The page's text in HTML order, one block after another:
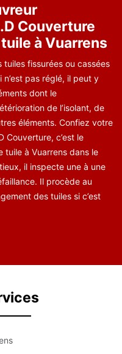
Couverture
à Vuarrens
fissurées ou cassées
pas réglé, il peut y
dont le
de l’isolant, de
éléments. Confiez votre
Couverture, c’est le
tuile à Vuarrens dans le
il inspecte une à une
Il procède au
des tuiles si c’est